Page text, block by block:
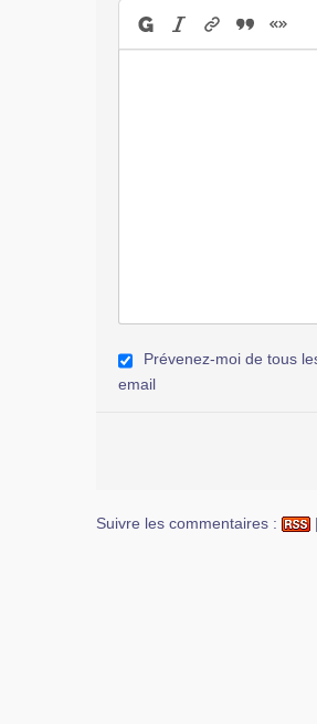
Prévenez-moi de tous
email
Suivre les commentaires : |